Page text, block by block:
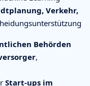
Verkehr,
Behörden
,
Start-ups im